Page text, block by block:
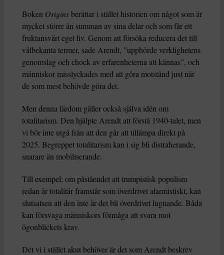
Boken Originsberättar i stället historien om något som är
mycket större än summan av sina delar och som får ett
fruktansvärt eget liv. Genom att försöka reducera det till
välbekanta termer, sade Arendt, ”upphörde verklighetens
genomslag och chock av erfarenheterna att kännas”, och
människor misslyckades med att göra motstånd just när
de som mest behövde göra det.
Men denna lärdom gäller också själva idén om
totalitarism. Den hjälpte Arendt att förstå 1940-talet, men
vi bör inte utgå från att den går att tillämpa direkt på
2025. Begreppet totalitarism kan i sig bli distraherande,
snarare än mobiliserande.
Till exempel: om påståendet att trumpistisk populism
redan är totalitär framstår som överdrivet alarmistiskt, kan
slutsatsen att den inte är det bli överdrivet lugnande. Båda
kan försvaga människors förmåga att svara mot
ögonblickets krav.
Det vi i stället akut behöver är det som Arendt beskrev